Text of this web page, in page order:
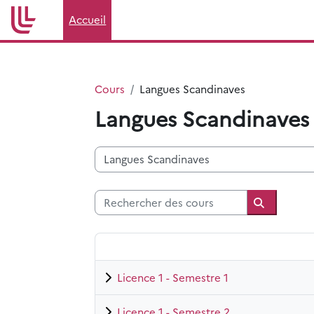
Passer au contenu principal
Accueil
Cours Langues Scandinaves
Langues Scandinaves
Catégories de cours
Rechercher des cours
Licence 1 - Semestre 1